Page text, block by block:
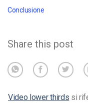
Conclusione
Share this post
Video lower thirds si